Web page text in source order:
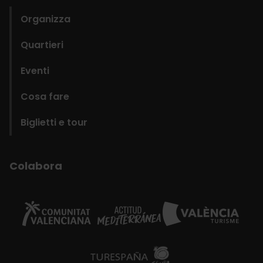
Organizza
Quartieri
Eventi
Cosa fare
Biglietti e tour
Colabora